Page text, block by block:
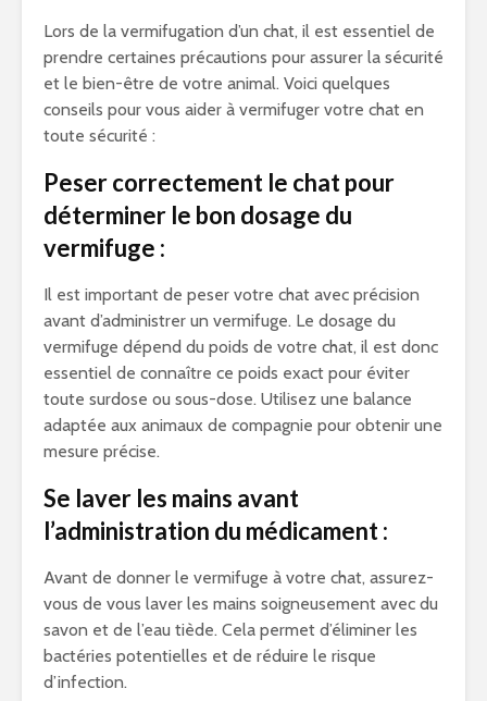
Lors de la vermifugation d’un chat, il est essentiel de
prendre certaines précautions pour assurer la sécurité
et le bien-être de votre animal. Voici quelques
conseils pour vous aider à vermifuger votre chat en
toute sécurité :
Peser correctement le chat pour
déterminer le bon dosage du
vermifuge :
Il est important de peser votre chat avec précision
avant d’administrer un vermifuge. Le dosage du
vermifuge dépend du poids de votre chat, il est donc
essentiel de connaître ce poids exact pour éviter
toute surdose ou sous-dose. Utilisez une balance
adaptée aux animaux de compagnie pour obtenir une
mesure précise.
Se laver les mains avant
l’administration du médicament :
Avant de donner le vermifuge à votre chat, assurez-
vous de vous laver les mains soigneusement avec du
savon et de l’eau tiède. Cela permet d’éliminer les
bactéries potentielles et de réduire le risque
d’infection.